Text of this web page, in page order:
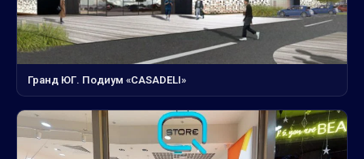
Гранд ЮГ. Подиум «CASADELI»